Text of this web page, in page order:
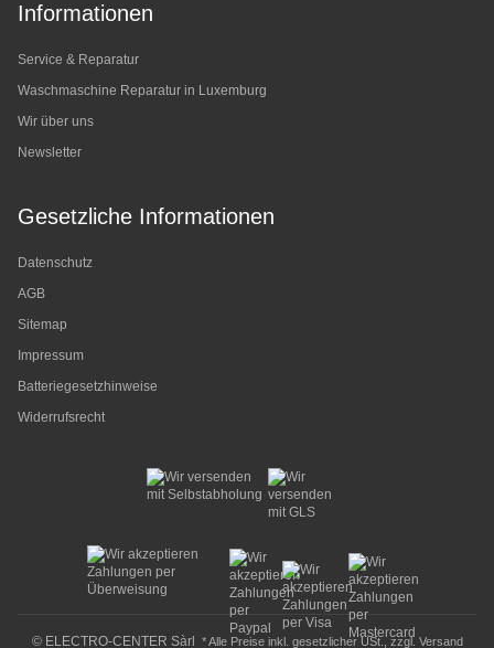
Informationen
Service & Reparatur
Waschmaschine Reparatur in Luxemburg
Wir über uns
Newsletter
Gesetzliche Informationen
Datenschutz
AGB
Sitemap
Impressum
Batteriegesetzhinweise
Widerrufsrecht
© ELECTRO-CENTER Sàrl * Alle Preise inkl. gesetzlicher USt., zzgl. Versand